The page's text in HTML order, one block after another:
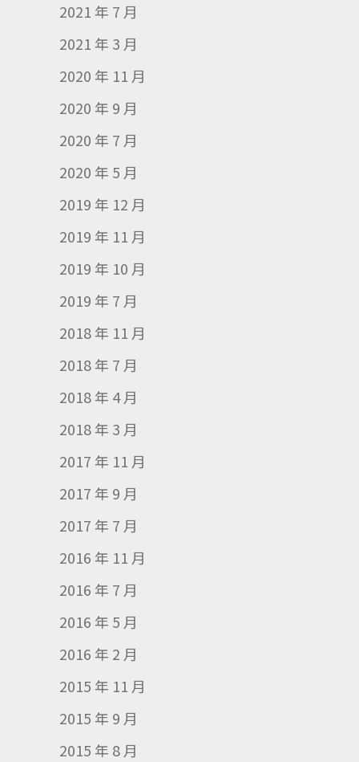
2021 年 7 月
2021 年 3 月
2020 年 11 月
2020 年 9 月
2020 年 7 月
2020 年 5 月
2019 年 12 月
2019 年 11 月
2019 年 10 月
2019 年 7 月
2018 年 11 月
2018 年 7 月
2018 年 4 月
2018 年 3 月
2017 年 11 月
2017 年 9 月
2017 年 7 月
2016 年 11 月
2016 年 7 月
2016 年 5 月
2016 年 2 月
2015 年 11 月
2015 年 9 月
2015 年 8 月